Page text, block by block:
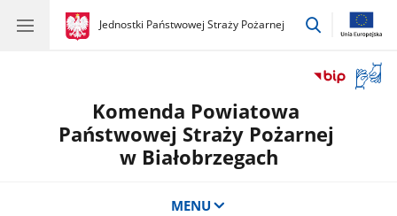
gov.pl
Jednostki Państwowej Straży Pożarnej
gov.pl
Jednostki
przejdź
okno
Komenda Powiatowa
Państwowej Straży Pożarnej
w Białobrzegach
MENU